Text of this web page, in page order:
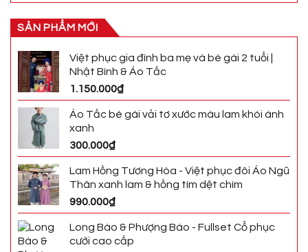
SẢN PHẨM MỚI
Việt phục gia đình ba mẹ và bé gái 2 tuổi |
Nhật Bình & Áo Tấc
1.150.000₫
Áo Tấc bé gái vải tơ xước màu lam khói ánh
xanh
300.000₫
Lam Hồng Tương Hòa - Việt phục đôi Áo Ngũ
Thân xanh lam & hồng tím dệt chìm
990.000₫
Long Bào & Phượng Bào - Fullset Cổ phục
cưới cao cấp